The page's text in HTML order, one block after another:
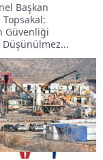
Başkan
Topsakal:
Güvenliği
Düşünülmez...